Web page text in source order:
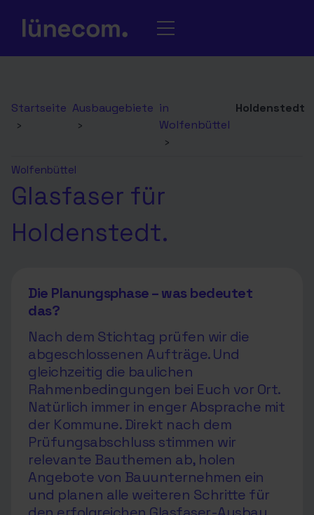
Startseite
›
Ausbaugebiete
›
in
Wolfenbüttel
›
Holdenstedt
Wolfenbüttel
Glasfaser für
Holdenstedt.
Die Planungsphase – was bedeutet
das?
Nach dem Stichtag prüfen wir die
abgeschlossenen Aufträge. Und
gleichzeitig die baulichen
Rahmenbedingungen bei Euch vor Ort.
Natürlich immer in enger Absprache mit
der Kommune. Direkt nach dem
Prüfungsabschluss stimmen wir
relevante Bauthemen ab, holen
Angebote von Bauunternehmen ein
und planen alle weiteren Schritte für